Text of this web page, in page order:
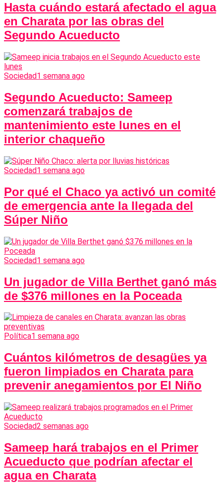
Hasta cuándo estará afectado el agua
en Charata por las obras del
Segundo Acueducto
Sociedad1 semana ago
Segundo Acueducto: Sameep
comenzará trabajos de
mantenimiento este lunes en el
interior chaqueño
Sociedad1 semana ago
Por qué el Chaco ya activó un comité
de emergencia ante la llegada del
Súper Niño
Sociedad1 semana ago
Un jugador de Villa Berthet ganó más
de $376 millones en la Poceada
Política1 semana ago
Cuántos kilómetros de desagües ya
fueron limpiados en Charata para
prevenir anegamientos por El Niño
Sociedad2 semanas ago
Sameep hará trabajos en el Primer
Acueducto que podrían afectar el
agua en Charata